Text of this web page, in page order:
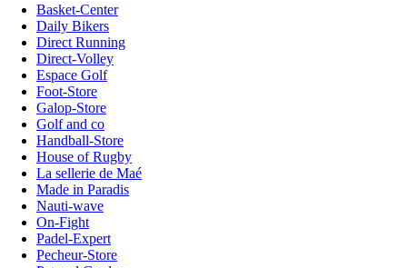
Basket-Center
Daily Bikers
Direct Running
Direct-Volley
Espace Golf
Foot-Store
Galop-Store
Golf and co
Handball-Store
House of Rugby
La sellerie de Maé
Made in Paradis
Nauti-wave
On-Fight
Padel-Expert
Pecheur-Store